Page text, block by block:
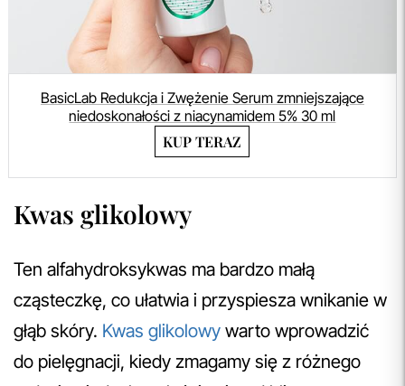
BasicLab Redukcja i Zwężenie Serum zmniejszające
niedoskonałości z niacynamidem 5% 30 ml
KUP TERAZ
Kwas glikolowy
Ten alfahydroksykwas ma bardzo małą
cząsteczkę, co ułatwia i przyspiesza wnikanie w
głąb skóry. Kwas glikolowy warto wprowadzić
do pielęgnacji, kiedy zmagamy się z różnego